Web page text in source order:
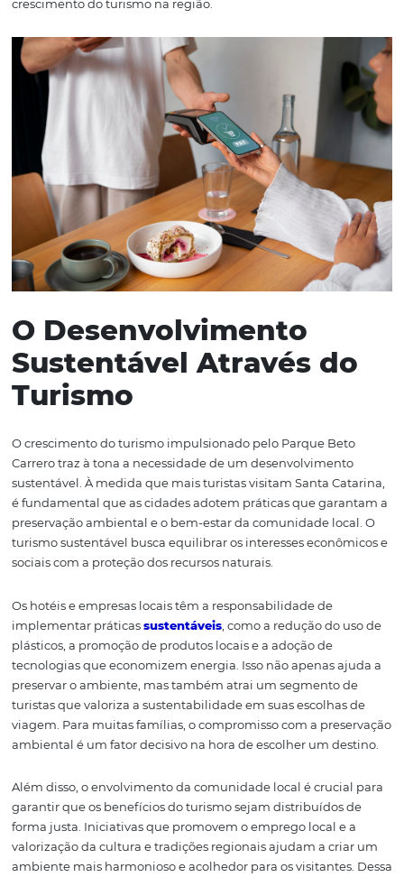
ajudam os hotéis a se digitalizarem, permitindo que
Esse tipo de tecnologia não apenas facilita o trabalho
gestores, mas também melhora a experiência do
Com plataformas digitais, os hotéis podem oferecer
online, promoções exclusivas e pacotes personalizados,
tornando-se mais atrativos para os visitantes do parque.
possibilidade de gerenciar a presença online e o
digital de maneira eficaz é essencial para capturar a
dos turistas que planejam suas viagens. Além disso, a
digitalização permite um melhor controle sobre a
hotel, ajudando a otimizar custos e recursos.
A tecnologia também facilita a comunicação com os
permitindo que os estabelecimentos ofereçam
personalizado e suporte em tempo real. Isso se traduz
experiência mais positiva para os visitantes, que se
fornecer essas ferramentas, não só ajuda os hotéis a se
manterem competitivos, mas também potencializa o
crescimento do turismo na região.